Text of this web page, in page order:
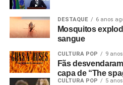
DESTAQUE 6 anos
Mosquitos
sangue
CULTURA POP 9
Fãs
capa de “The
CULTURA POP 5